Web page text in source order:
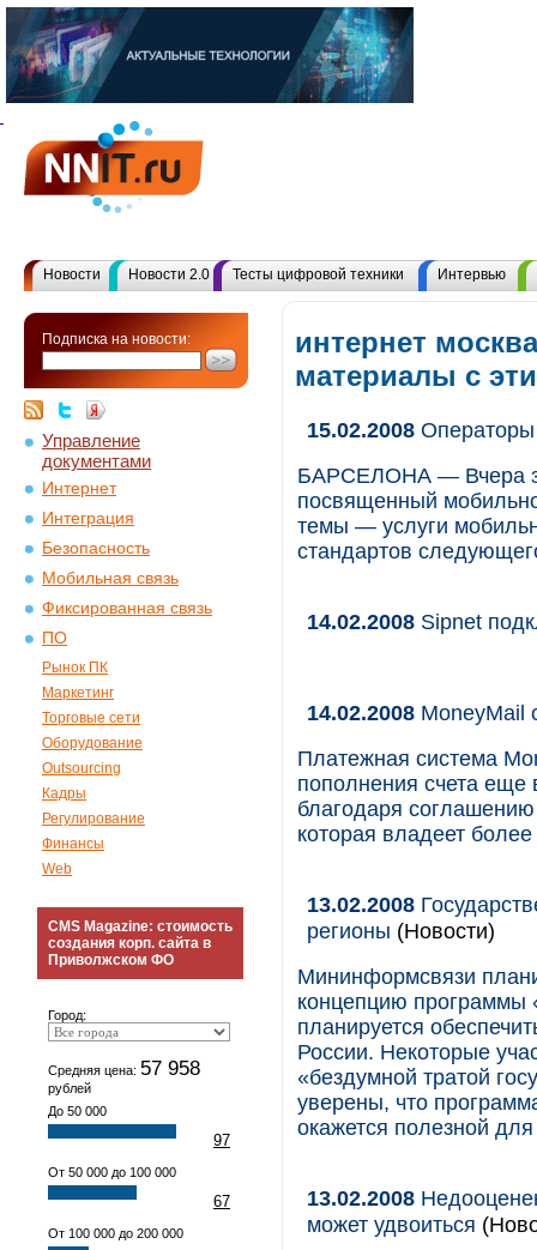
Новости Новости 2.0 Тесты цифровой техники Интервью
Подписка на новости:
Управление
документами
Интернет
Интеграция
Безопасность
Мобильная связь
Фиксированная связь
ПО
Рынок ПК
Маркетинг
Торговые сети
Оборудование
Outsourcing
Кадры
Регулирование
Финансы
Web
CMS Magazine: стоимость
создания корп. сайта в
Приволжском ФО
Город:
Средняя цена: 57 958
рублей
До 50 000
97
От 50 000 до 100 000
67
От 100 000 до 200 000
интернет
материалы с
15.02.2008 Операторы
БАРСЕЛОНА — Вчера
посвященный
темы — услуги
стандартов
14.02.2008 Sipnet
14.02.2008 MoneyMail
Платежная система
пополнения счета еще
благодаря
которая владеет
13.02.2008
регионы (Новости)
Мининформсвязи
концепцию программы
планируется
России. Некоторые
«бездумной тратой
уверены, что
окажется полезной
13.02.2008
может удвоиться